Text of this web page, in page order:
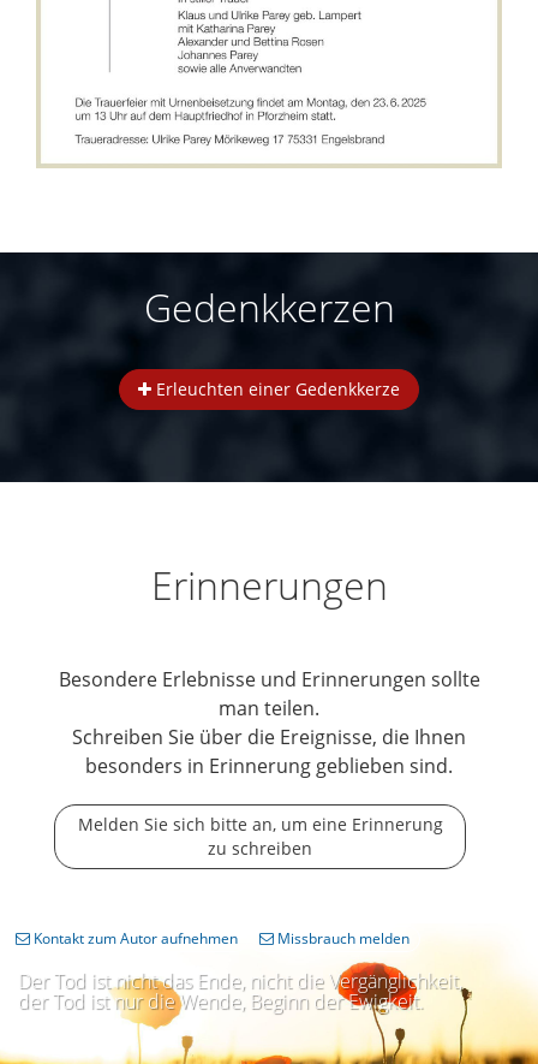
Gedenkkerzen
Erleuchten einer Gedenkkerze
Erinnerungen
Besondere Erlebnisse und Erinnerungen sollte
man teilen.
Schreiben Sie über die Ereignisse, die Ihnen
besonders in Erinnerung geblieben sind.
Melden Sie sich bitte an, um eine Erinnerung
zu schreiben
Der Tod ist nicht das Ende, nicht die Vergänglichkeit,
der Tod ist nur die Wende, Beginn der Ewigkeit.
Kontakt zum Autor aufnehmen Missbrauch melden